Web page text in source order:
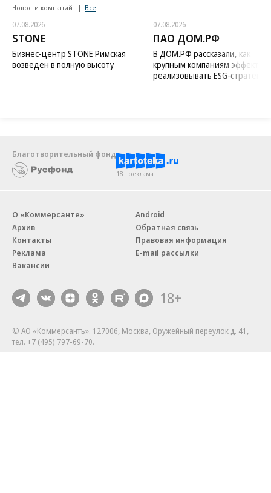
Новости компаний Все
07.08.2026
STONE
Бизнес-центр STONE Римская
возведен в полную высоту
07.08.2026
ПАО ДОМ.РФ
В ДОМ.РФ рассказали, как
крупным компаниям
реализовывать ESG-стратегию
Благотворительный фонд
18+ реклама
О «Коммерсанте»
Архив
Контакты
Реклама
Вакансии
Android
Обратная связь
Правовая информация
E-mail рассылки
18+
© АО «Коммерсантъ». 127006, Москва, Оружейный переулок д. 41,
тел. +7 (495) 797-69-70.